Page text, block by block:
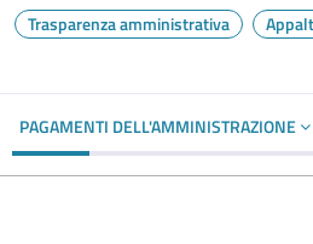
Trasparenza amministrativa
PAGAMENTI DELL'AMMINISTRAZIONE